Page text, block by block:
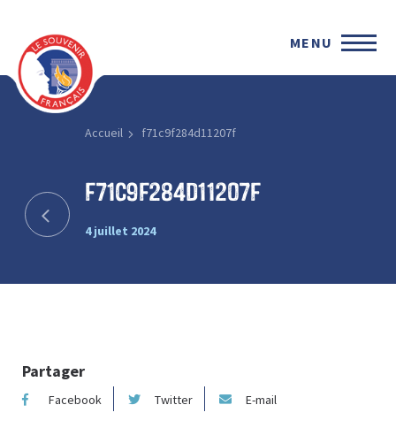
MENU
Accueil f71c9f284d11207f
f71c9f284d11207f
4 juillet 2024
Partager
Facebook Twitter E-mail